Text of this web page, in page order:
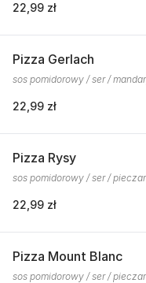
22,99 zł
Pizza Gerlach
sos pomidorowy / ser /
22,99 zł
Pizza Rysy
sos pomidorowy / ser /
22,99 zł
Pizza Mount Blanc
sos pomidorowy / ser /